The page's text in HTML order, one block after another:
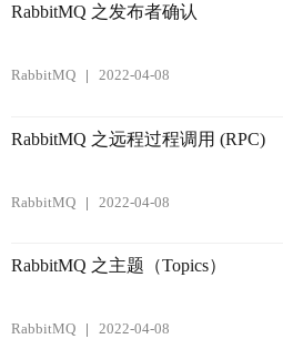
RabbitMQ 之发布者确认
RabbitMQ 2022-04-08
RabbitMQ 之远程过程调用 (RPC)
RabbitMQ 2022-04-08
RabbitMQ 之主题（Topics）
RabbitMQ 2022-04-08